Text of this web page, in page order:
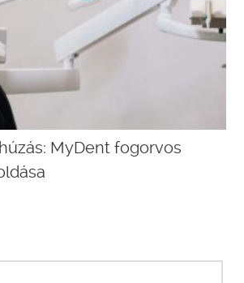
MyDent fogorvos